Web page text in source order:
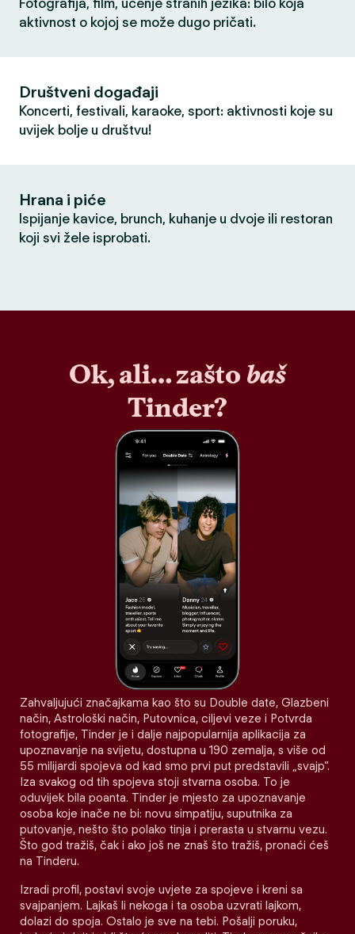
Fotografija, film, učenje stranih jezika: bilo koja
aktivnost o kojoj se može dugo pričati.
Društveni događaji
Koncerti, festivali, karaoke, sport: aktivnosti koje su
uvijek bolje u društvu!
Hrana i piće
Ispijanje kavice, brunch, kuhanje u dvoje ili restoran
koji svi žele isprobati.
Ok, ali… zašto baš
Tinder?
Zahvaljujući značajkama kao što su Double date, Glazbeni
način, Astrološki način, Putovnica, ciljevi veze i Potvrda
fotografije, Tinder je i dalje najpopularnija aplikacija za
upoznavanje na svijetu, dostupna u 190 zemalja, s više od
55 milijardi spojeva od kad smo prvi put predstavili „svajp“.
Iza svakog od tih spojeva stoji stvarna osoba. To je
oduvijek bila poanta. Tinder je mjesto za upoznavanje
osoba koje inače ne bi: novu simpatiju, suputnika za
putovanje, nešto što polako tinja i prerasta u stvarnu vezu.
Što god tražiš, čak i ako još ne znaš što tražiš, pronaći ćeš
na Tinderu.
Izradi profil, postavi svoje uvjete za spojeve i kreni sa
svajpanjem. Lajkaš li nekoga i ta osoba uzvrati lajkom,
dolazi do spoja. Ostalo je sve na tebi. Pošalji poruku,